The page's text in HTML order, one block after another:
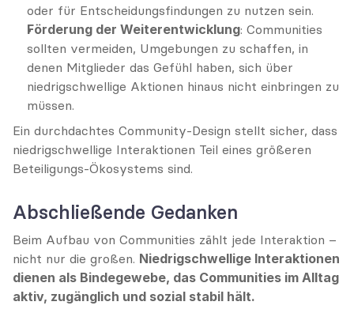
oder für Entscheidungsfindungen zu nutzen sein.
Förderung der Weiterentwicklung: Communities
sollten vermeiden, Umgebungen zu schaffen, in
denen Mitglieder das Gefühl haben, sich über
niedrigschwellige Aktionen hinaus nicht einbringen zu
müssen.
Ein durchdachtes Community-Design stellt sicher, dass
niedrigschwellige Interaktionen Teil eines größeren
Beteiligungs-Ökosystems sind.
Abschließende Gedanken
Beim Aufbau von Communities zählt jede Interaktion –
nicht nur die großen. Niedrigschwellige Interaktionen
dienen als Bindegewebe, das Communities im Alltag
aktiv, zugänglich und sozial stabil hält.